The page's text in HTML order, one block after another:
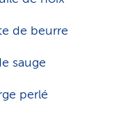
de beurre
sauge
perlé